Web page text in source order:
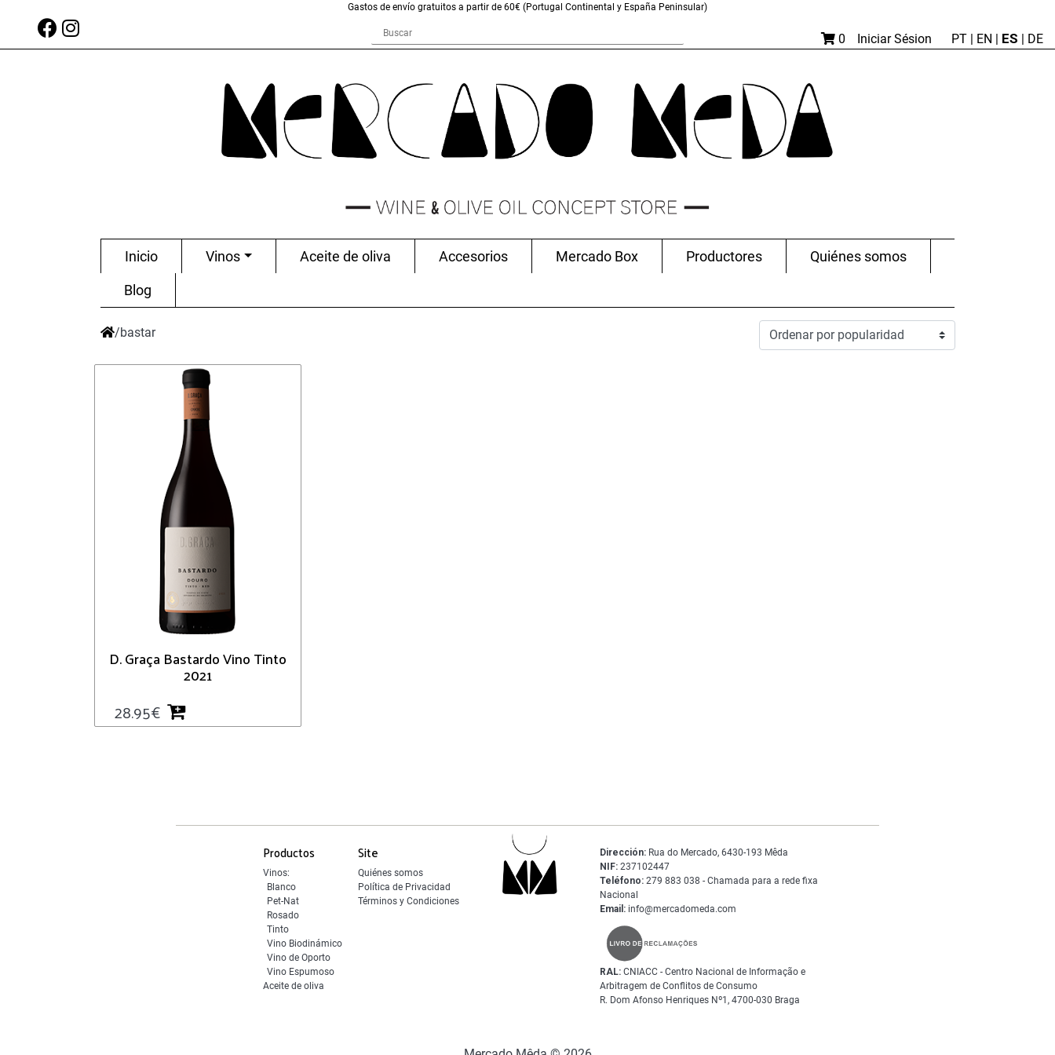
Gastos de envío gratuitos a partir de 60€ (Portugal Continental y España Peninsular)
0 Iniciar Sésion PT | EN | ES | DE
Inicio Vinos Aceite de oliva Accesorios Mercado Box Productores Quiénes somos
Blog
/bastar
D. Graça Bastardo Vino Tinto
2021
28.95€
Productos
Vinos:
Blanco
Pet-Nat
Rosado
Tinto
Vino Biodinámico
Vino de Oporto
Vino Espumoso
Aceite de oliva
Site
Quiénes somos
Política de Privacidad
Términos y Condiciones
Dirección:Rua do Mercado, 6430-193 Mêda
NIF:237102447
Teléfono:279 883 038 - Chamada para a rede fixa
Nacional
Email:info@mercadomeda.com
RAL:CNIACC - Centro Nacional de Informação e
Arbitragem de Conflitos de Consumo
R. Dom Afonso Henriques Nº1, 4700-030 Braga